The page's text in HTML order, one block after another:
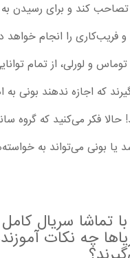
تصاحب کند و برای رسیدن
فریب‌کاری را انجام خواهد
توماس و لورلی، از تمام
که اجازه ندهند بونی به
فکر می‌کنید که گروه
یا بونی می‌تواند به
تماشا سریال کامل
چه نکات